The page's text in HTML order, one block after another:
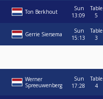
Ton Berkhout
Sun
13:09
Table
5
Gerrie Siersema
Sun
15:13
Table
3
Werner
Spreeuwenberg
Sun
17:28
Table
4